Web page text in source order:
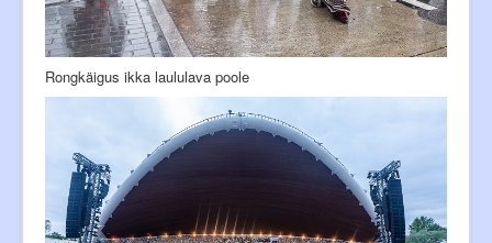
Rongkäigus ikka laululava poole